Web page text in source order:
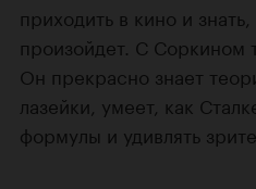
приходить в кино и
произойдет. С Соркином
Он прекрасно знает
лазейки, умеет, как
формулы и удивлять